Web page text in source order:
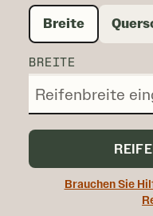
Breite
BREITE
Brauchen Sie